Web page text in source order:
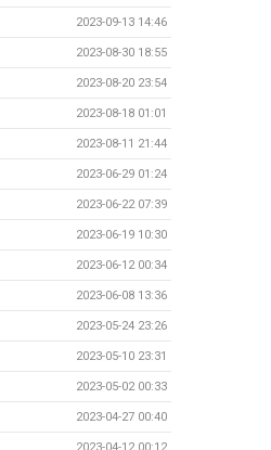
2023-09-13 14:46
2023-08-30 18:55
2023-08-20 23:54
2023-08-18 01:01
2023-08-11 21:44
2023-06-29 01:24
2023-06-22 07:39
2023-06-19 10:30
2023-06-12 00:34
2023-06-08 13:36
2023-05-24 23:26
2023-05-10 23:31
2023-05-02 00:33
2023-04-27 00:40